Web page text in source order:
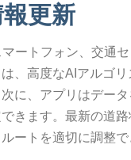
更新
ートフォン、交通
、高度なAIアルゴ
に、アプリはデー
きます。最新の道
ートを適切に調整で